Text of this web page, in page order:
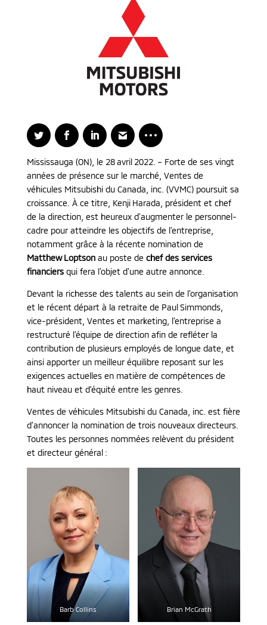
Mississauga (ON), le 28 avril 2022. – Forte de ses vingt
années de présence sur le marché, Ventes de
véhicules Mitsubishi du Canada, inc. (VVMC) poursuit sa
croissance. À ce titre, Kenji Harada, président et chef
de la direction, est heureux d’augmenter le personnel-
cadre pour atteindre les objectifs de l’entreprise,
notamment grâce à la récente nomination de
Matthew Loptsonau poste de chef des services
financiersqui fera l’objet d’une autre annonce.
Devant la richesse des talents au sein de l’organisation
et le récent départ à la retraite de Paul Simmonds,
vice-président, Ventes et marketing, l’entreprise a
restructuré l’équipe de direction afin de refléter la
contribution de plusieurs employés de longue date, et
ainsi apporter un meilleur équilibre reposant sur les
exigences actuelles en matière de compétences de
haut niveau et d’équité entre les genres.
Ventes de véhicules Mitsubishi du Canada, inc. est fière
d’annoncer la nomination de trois nouveaux directeurs.
Toutes les personnes nommées relèvent du président
et directeur général :
Barb Collins Brian McGrath